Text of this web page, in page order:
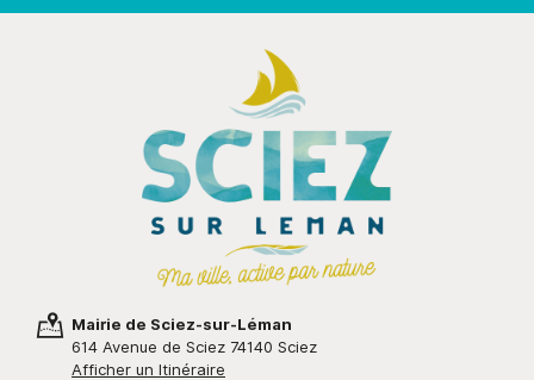
Mairie de Sciez-sur-Léman
614 Avenue de Sciez 74140 Sciez
Afficher un Itinéraire